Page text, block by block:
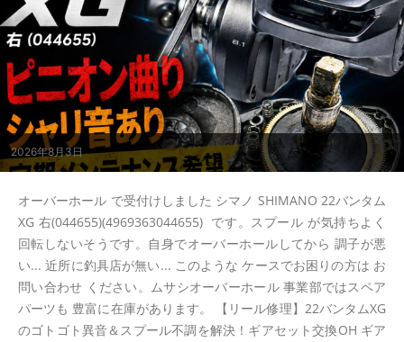
2026年8月3日
オーバーホール で受付けしました シマノ SHIMANO 22バンタム
XG 右(044655)(4969363044655) です。スプール が気持ちよく
回転しないそうです。自身でオーバーホールしてから 調子が悪
い... 近所に釣具店が無い... このような ケースでお困りの方は お
問い合わせ ください。ムサシオーバーホール 事業部ではスペア
パーツも 豊富に在庫があります。 【リール修理】22バンタムXG
のゴトゴト異音＆スプール不調を解決！ギアセット交換OH ギア